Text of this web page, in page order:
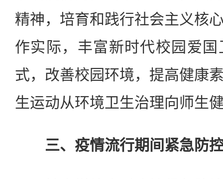
精神，培育和践行社会主义核
作实际，丰富新时代校园爱
式，改善校园环境，提高健康
生运动从环境卫生治理向师生
三、疫情流行期间紧急防